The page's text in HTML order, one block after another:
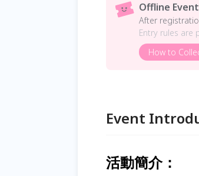
Offline Event
After
Entry rules are
How to
Event
活動簡介：